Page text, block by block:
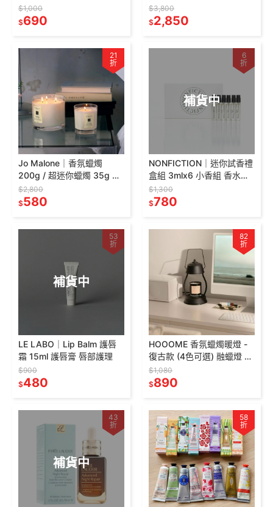
$1,000
$690
無花果, 玫瑰) 香氛蠟燭
$3,800
$2,850
21
折
Jo Malone｜香氛蠟燭
200g / 超迷你蠟燭 35g 英
國梨與小蒼蘭 忍冬與印蒿
牡丹與胭紅麂絨
$2,800
$580
補貨中
6
折
NONFICTION｜迷你試香禮
盒組 3mlx6 小香組 香水套
組 禮盒
$1,300
$780
補貨中
53
折
LE LABO｜Lip Balm 護唇
霜 15ml 護唇膏 唇部護理
$900
$480
82
折
HOOOME 香氛蠟燭暖燈 -
復古款 (4色可選) 融蠟燈 可
調光
$1,080
$890
補貨中
43
折
58
折